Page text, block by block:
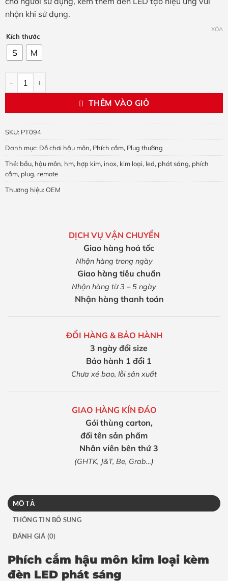
nhộn khi sử dụng.
Kích thước
S M
XÓA
Phích cắm hậu môn kim loại kèm đèn LED phát sáng số lượng
THÊM VÀO GIỎ
SKU: PT094
Danh mục: Đồ chơi hậu môn, Phích cắm, Plug thường
Thẻ: bầu, hậu môn, hm, hợp kim, inox, kim loại, led, phát sáng, phích
cắm, plug, remote
Thương hiệu: OEM
DỊCH VỤ VẬN CHUYỂN
Giao hàng hoả tốc
Nhận hàng trong ngày
Giao hàng tiêu chuẩn
Nhận hàng từ 3 – 5 ngày
Nhận hàng thanh toán
ĐỔI HÀNG & BẢO HÀNH
3 ngày đổi size
Bảo hành 1 đổi 1
Chưa xé bao, lỗi sản xuất
GIAO HÀNG KÍN ĐÁO
Gói thùng carton,
đổi tên sản phẩm
Nhân viên bên thứ 3
(GHTK, J&T, Be, Grab…)
MÔ TẢ
THÔNG TIN BỔ SUNG
ĐÁNH GIÁ (0)
Phích cắm hậu môn kim loại kèm
đèn LED phát sáng